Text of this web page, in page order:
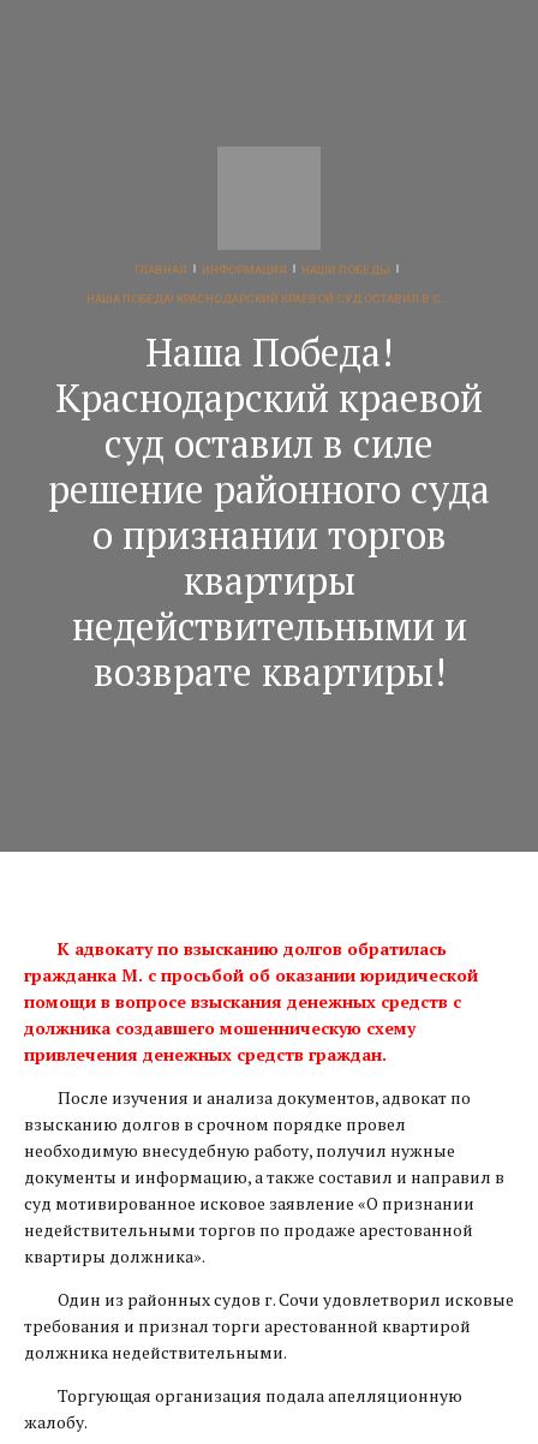
ГЛАВНАЯ ИНФОРМАЦИЯ НАШИ ПОБЕДЫ
НАША ПОБЕДА! КРАСНОДАРСКИЙ КРАЕВОЙ СУД ОСТАВИЛ В С...
Наша Победа!
Краснодарский краевой
суд оставил в силе
решение районного суда
о признании торгов
квартиры
недействительными и
возврате квартиры!
К адвокату по взысканию долгов обратилась
гражданка М. с просьбой об оказании юридической
помощи в вопросе взыскания денежных средств с
должника создавшего мошенническую схему
привлечения денежных средств граждан.
После изучения и анализа документов, адвокат по
взысканию долгов в срочном порядке провел
необходимую внесудебную работу, получил нужные
документы и информацию, а также составил и направил в
суд мотивированное исковое заявление «О признании
недействительными торгов по продаже арестованной
квартиры должника».
Один из районных судов г. Сочи удовлетворил исковые
требования и признал торги арестованной квартирой
должника недействительными.
Торгующая организация подала апелляционную
жалобу.